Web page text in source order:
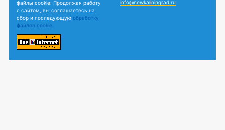
файлы cookie. Продолжая работу
с сайтом, вы соглашаетесь на
сбор и последующую обработку
файлов cookie.
info@newkaliningrad.ru